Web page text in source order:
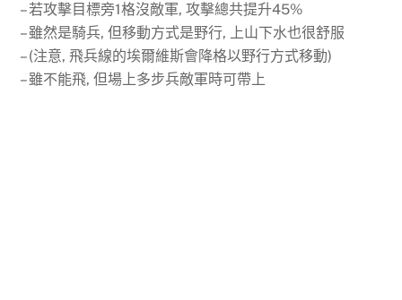
– 若攻擊目標旁1格沒敵軍, 攻擊總共提升45%
– 雖然是騎兵, 但移動方式是野行, 上山下水也很舒服
– (注意, 飛兵線的埃爾維斯會降格以野行方式移動)
– 雖不能飛, 但場上多步兵敵軍時可帶上